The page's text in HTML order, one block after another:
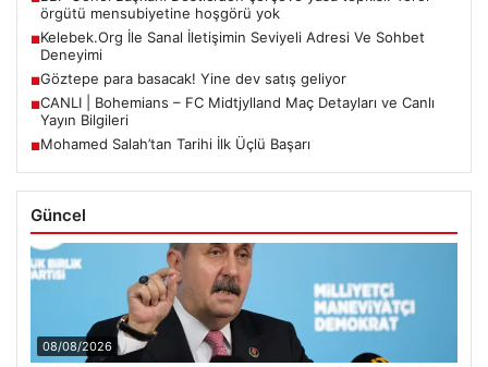
örgütü mensubiyetine hoşgörü yok
■Kelebek.Org İle Sanal İletişimin Seviyeli Adresi Ve Sohbet
Deneyimi
■Göztepe para basacak! Yine dev satış geliyor
■CANLI | Bohemians – FC Midtjylland Maç Detayları ve Canlı
Yayın Bilgileri
■Mohamed Salah’tan Tarihi İlk Üçlü Başarı
Güncel
08/08/2026